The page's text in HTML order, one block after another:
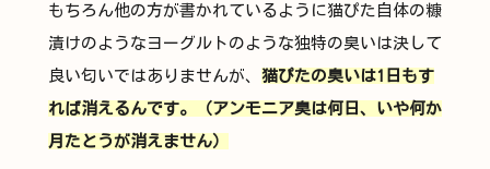
もちろん他の方が書かれているように猫ぴた自体の糠
漬けのようなヨーグルトのような独特の臭いは決して
良い匂いではありませんが、 猫ぴたの臭いは1日もす
れば消えるんです。（アンモニア臭は何日、いや何か
月たとうが消えません）